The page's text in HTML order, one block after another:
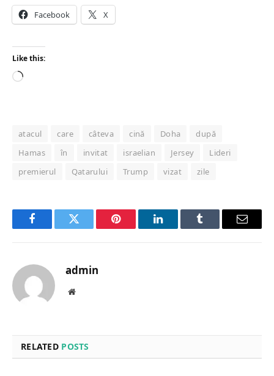
Facebook X
Like this:
Loading…
atacul care câteva cină Doha
după
Hamas
în invitat israelian Jersey
Lideri
premierul
Qatarului Trump vizat zile
FacebookTwitter Pinterest LinkedInTumblr Email
admin
Website
RELATED POSTS